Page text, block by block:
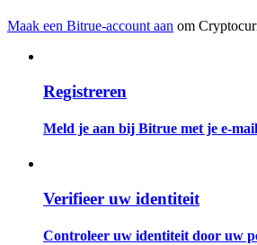
Big data-analyse inclusief
Maak een Bitrue-account aan om
Registreren
Meld je aan bij Bitrue met je e-
Verifieer uw identiteit
Controleer uw identiteit door uw